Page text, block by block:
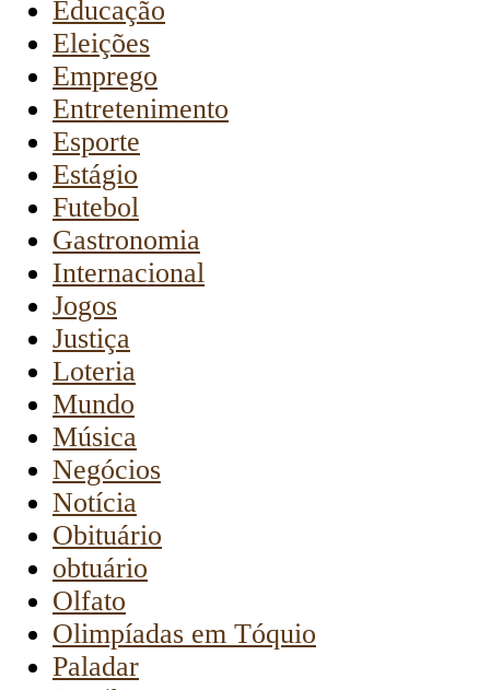
Educação
Eleições
Emprego
Entretenimento
Esporte
Estágio
Futebol
Gastronomia
Internacional
Jogos
Justiça
Loteria
Mundo
Música
Negócios
Notícia
Obituário
obtuário
Olfato
Olimpíadas em Tóquio
Paladar